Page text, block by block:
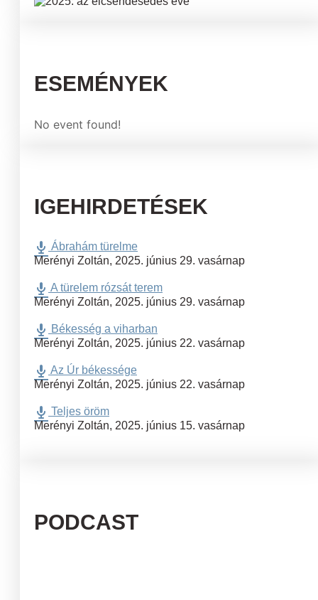
ESEMÉNYEK
No event found!
IGEHIRDETÉSEK
Ábrahám türelme
Merényi Zoltán, 2025. június 29. vasárnap
A türelem rózsát terem
Merényi Zoltán, 2025. június 29. vasárnap
Békesség a viharban
Merényi Zoltán, 2025. június 22. vasárnap
Az Úr békessége
Merényi Zoltán, 2025. június 22. vasárnap
Teljes öröm
Merényi Zoltán, 2025. június 15. vasárnap
PODCAST